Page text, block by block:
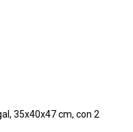
35x40x47 cm, con 2